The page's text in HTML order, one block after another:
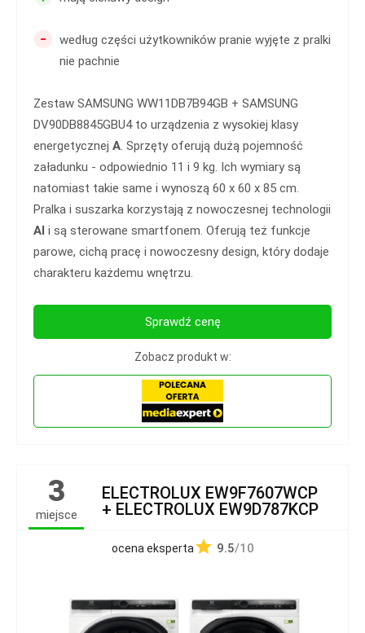
-
według części użytkowników pranie wyjęte z pralki
nie pachnie
Zestaw SAMSUNG WW11DB7B94GB + SAMSUNG
DV90DB8845GBU4 to urządzenia z wysokiej klasy
energetycznej A. Sprzęty oferują dużą pojemność
załadunku - odpowiednio 11 i 9 kg. Ich wymiary są
natomiast takie same i wynoszą 60 x 60 x 85 cm.
Pralka i suszarka korzystają z nowoczesnej technologii
AI i są sterowane smartfonem. Oferują też funkcje
parowe, cichą pracę i nowoczesny design, który dodaje
charakteru każdemu wnętrzu.
Sprawdź cenę
Zobacz produkt w:
3
miejsce
ELECTROLUX EW9F7607WCP
+ ELECTROLUX EW9D787KCP
ocena eksperta 9.5/10